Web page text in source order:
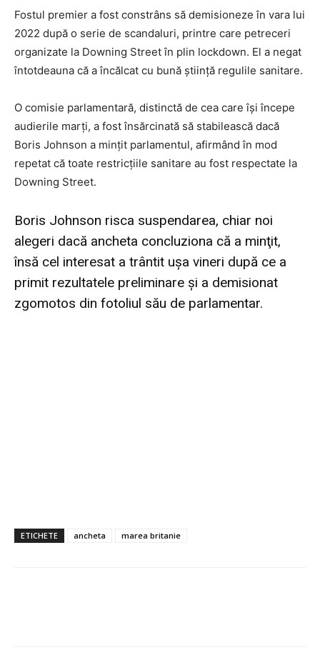
Fostul premier a fost constrâns să demisioneze în vara lui
2022 după o serie de scandaluri, printre care petreceri
organizate la Downing Street în plin lockdown. El a negat
întotdeauna că a încălcat cu bună ştiinţă regulile sanitare.
O comisie parlamentară, distinctă de cea care îşi începe
audierile marţi, a fost însărcinată să stabilească dacă
Boris Johnson a minţit parlamentul, afirmând în mod
repetat că toate restricţiile sanitare au fost respectate la
Downing Street.
Boris Johnson risca suspendarea, chiar noi
alegeri dacă ancheta concluziona că a minţit,
însă cel interesat a trântit uşa vineri după ce a
primit rezultatele preliminare şi a demisionat
zgomotos din fotoliul său de parlamentar.
ETICHETE ancheta marea britanie